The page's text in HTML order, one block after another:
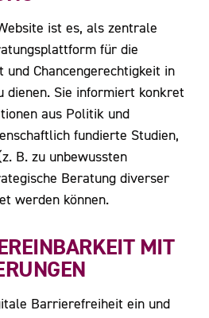
ist es, als zentrale
für die
Chancengerechtigkeit in
dienen. Sie informiert konkret
aus Politik und
fundierte Studien,
B. zu unbewussten
Beratung diverser
werden können.
MIT
Barrierefreiheit ein und